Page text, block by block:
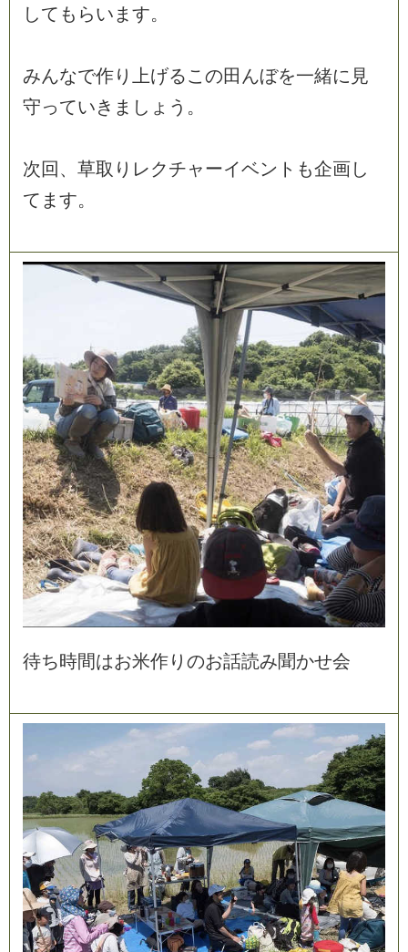
して も らい ま す。
みんなで作り 上げるこ の田 んぼを一緒に 見
守っていき ま し ょ う 。
次 回 、 草取 り レクチャーイベン ト も企画し
て ま す。
待ち時間はお米作り のお話読み聞かせ会